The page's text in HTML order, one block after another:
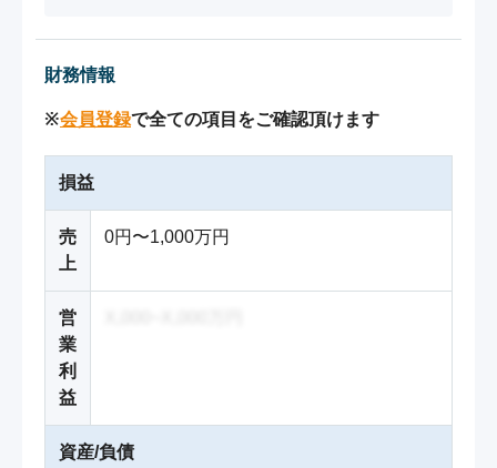
財務情報
※会員登録で全ての項目をご確認頂けます
損益
売
上
0円〜1,000万円
営
業
利
益
資産/負債